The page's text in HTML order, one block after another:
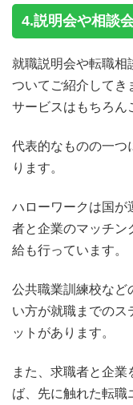
4.説明会や相談
就職説明会や転職相
ついてご紹介してき
サービスはもちろん
代表的なものの一つ
ります。
ハローワークは国が
者と企業のマッチン
給も行っています。
公共職業訓練校など
い方が就職までのス
ットがあります。
また、求職者と企業
ば、先に触れた転職